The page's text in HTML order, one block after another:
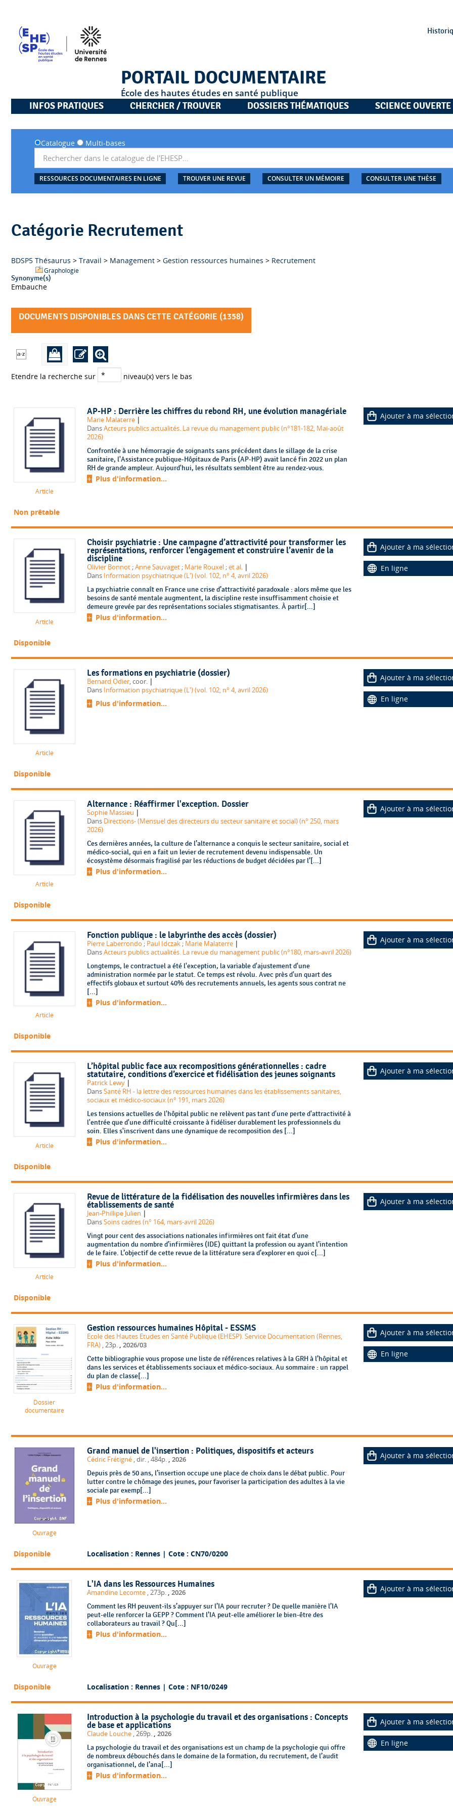
PORTAIL DOCUMENTAIRE
École des hautes études en santé publique
INFOS PRATIQUES
CHERCHER / TROUVER DOSSIERS THÉMATIQUES SCIENCE OUVERTE
Catalogue Multi-bases
RESSOURCES DOCUMENTAIRES EN LIGNE TROUVER UNE REVUE CONSULTER UN MÉMOIRE CONSULTER UNE THÈSE
Catégorie Recrutement
BDSP5 Thésaurus > Travail > Management > Gestion ressources humaines > Recrutement
Graphologie
Synonyme(s)
Embauche
DOCUMENTS DISPONIBLES DANS CETTE CATÉGORIE (1358)
Etendre la recherche sur niveau(x) vers le bas
Article
AP-HP : Derrière les chiffres du rebond RH, une évolution managériale
Marie Malaterre |
DansActeurs publics actualités. La revue du management public (n°181-182, Mai-août
2026)
Confrontée à une hémorragie de soignants sans précédent dans le sillage de la crise
sanitaire, l'Assistance publique-Hôpitaux de Paris (AP-HP) avait lancé fin 2022 un plan
RH de grande ampleur. Aujourd'hui, les résultats semblent être au rendez-vous.
Plus d'information...
Ajouter à ma
Non prêtable
Article
Choisir psychiatrie : Une campagne d’attractivité pour transformer les
représentations, renforcer l’engagement et construire l’avenir de la
discipline
Olivier Bonnot ;Anne Sauvaget ; Marie Rouxel ;et al. |
Dans Information psychiatrique (L') (vol. 102, n° 4, avril 2026)
La psychiatrie connaît en France une crise d’attractivité paradoxale : alors même que les
besoins de santé mentale augmentent, la discipline reste insuffisamment choisie et
demeure grevée par des représentations sociales stigmatisantes. À partir[...]
Plus d'information...
Ajouter à ma
En ligne
Disponible
Article
Les formations en psychiatrie (dossier)
Bernard Odier, coor. |
Dans Information psychiatrique (L') (vol. 102, n° 4, avril 2026)
Plus d'information...
Ajouter à ma
En ligne
Disponible
Article
Alternance : Réaffirmer l'exception. Dossier
Sophie Massieu |
Dans Directions- (Mensuel des directeurs du secteur sanitaire et social) (n° 250, mars
2026)
Ces dernières années, la culture de l’alternance a conquis le secteur sanitaire, social et
médico-social, qui en a fait un levier de recrutement devenu indispensable. Un
écosystème désormais fragilisé par les réductions de budget décidées par l’[...]
Plus d'information...
Ajouter à ma
Disponible
Article
Fonction publique : le labyrinthe des accès (dossier)
Pierre Laberrondo ; Paul Idczak ; Marie Malaterre |
DansActeurs publics actualités. La revue du management public (n°180, mars-avril 2026)
Longtemps, le contractuel a été l'exception, la variable d'ajustement d'une
administration normée par le statut. Ce temps est révolu. Avec près d'un quart des
effectifs globaux et surtout 40% des recrutements annuels, les agents sous contrat ne
[...]
Plus d'information...
Ajouter à ma
Disponible
Article
L’hôpital public face aux recompositions générationnelles : cadre
statutaire, conditions d’exercice et fidélisation des jeunes soignants
Patrick Lewy |
DansSanté RH - la lettre des ressources humaines dans les établissements sanitaires,
sociaux et médico-sociaux (n° 191, mars 2026)
Les tensions actuelles de l'hôpital public ne relèvent pas tant d'une perte d'attractivité à
l'entrée que d'une difficulté croissante à fidéliser durablement les professionnels du
soin. Elles s'inscrivent dans une dynamique de recomposition des [...]
Plus d'information...
Ajouter à ma
Disponible
Article
Revue de littérature de la fidélisation des nouvelles infirmières dans les
établissements de santé
Jean-Phillipe Julien |
DansSoins cadres (n° 164, mars-avril 2026)
Vingt pour cent des associations nationales infirmières ont fait état d’une
augmentation du nombre d’infirmières (IDE) quittant la profession ou ayant l’intention
de le faire. L’objectif de cette revue de la littérature sera d’explorer en quoi c[...]
Plus d'information...
Ajouter à ma
Disponible
Dossier
documentaire
Gestion ressources humaines Hôpital - ESSMS
Ecole des Hautes Etudes en Santé Publique (EHESP). Service Documentation (Rennes,
FRA) , 23p. , 2026/03
Cette bibliographie vous propose une liste de références relatives à la GRH à l’hôpital et
dans les services et établissements sociaux et médico-sociaux. Au sommaire : un rappel
du plan de classe[...]
Plus d'information...
Ajouter à ma
En ligne
Ouvrage
Grand manuel de l'insertion : Politiques, dispositifs et acteurs
Cédric Frétigné , dir. , 484p. , 2026
Depuis près de 50 ans, l’insertion occupe une place de choix dans le débat public. Pour
lutter contre le chômage des jeunes, pour favoriser la participation des adultes à la vie
sociale par exemp[...]
Plus d'information...
Ajouter à ma
Disponible Localisation : Rennes | Cote : CN70/0200
Ouvrage
L'IA dans les Ressources Humaines
Amandine Lecomte , 273p. , 2026
Comment les RH peuvent-ils s’appuyer sur l’IA pour recruter ? De quelle manière l’IA
peut-elle renforcer la GEPP ? Comment l’IA peut-elle améliorer le bien-être des
collaborateurs au travail ? Qu[...]
Plus d'information...
Ajouter à ma
Disponible Localisation : Rennes | Cote : NF10/0249
Ouvrage
Introduction à la psychologie du travail et des organisations : Concepts
de base et applications
Claude Louche , 269p. , 2026
La psychologie du travail et des organisations est un champ de la psychologie qui offre
de nombreux débouchés dans le domaine de la formation, du recrutement, de l’audit
organisationnel, de l’ana[...]
Plus d'information...
Ajouter à ma
En ligne